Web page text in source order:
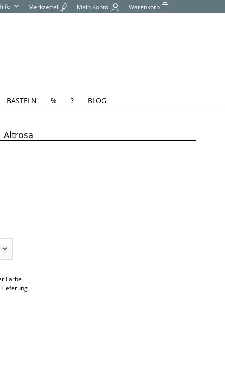
Merkzettel Mein Konto Warenkorb
BASTELN % ? BLOG
Altrosa
Farbe